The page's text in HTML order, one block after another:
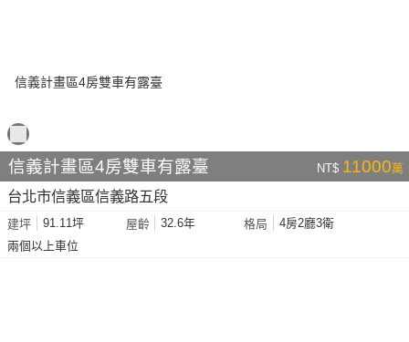
信義計畫區4房雙車有露臺 NT$ 11000萬
台北市信義區信義路五段
建坪 91.11坪 屋齡 32.6年 格局
4房2廳3衛
兩個以上車位